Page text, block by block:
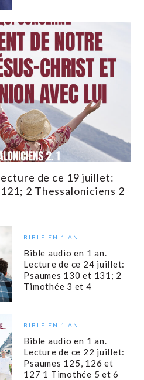
de ce 19 juillet:
2 Thessaloniciens 2
BIBLE EN 1 AN
Bible audio en 1 an.
Lecture de ce 24 juillet:
Psaumes 130 et 131; 2
Timothée 3 et 4
BIBLE EN 1 AN
Bible audio en 1 an.
Lecture de ce 22 juillet:
Psaumes 125, 126 et
127 1 Timothée 5 et 6